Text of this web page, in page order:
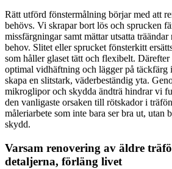
Rätt utförd fönstermålning börjar med att
behövs. Vi skrapar bort lös och sprucken
missfärgningar samt mättar utsatta
behov. Slitet eller sprucket fönsterkitt
som håller glaset tätt och flexibelt.
optimal vidhäftning och lägger på
skapa en slitstark, väderbeständig yta.
mikroglipor och skydda ändträ hindrar vi
den vanligaste orsaken till rötskador i
måleriarbete som inte bara ser bra ut, utan
skydd.
Varsam renovering av äldre
detaljerna, förläng livet